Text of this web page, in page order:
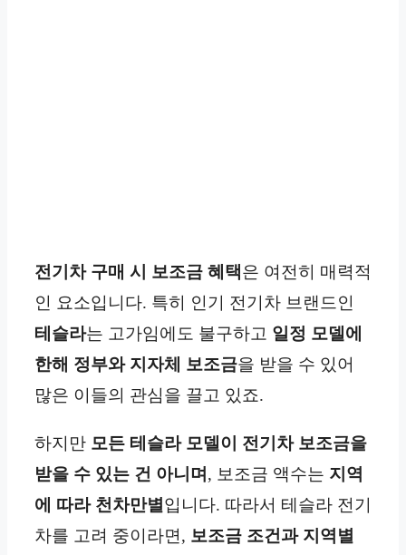
전기차 구매 시 보조금 혜택은 여전히 매력적
인 요소입니다. 특히 인기 전기차 브랜드인
테슬라는 고가임에도 불구하고 일정 모델에
한해 정부와 지자체 보조금을 받을 수 있어
많은 이들의 관심을 끌고 있죠.
하지만 모든 테슬라 모델이 전기차 보조금을
받을 수 있는 건 아니며 , 보조금 액수는 지역
에 따라 천차만별 입니다. 따라서 테슬라 전기
차를 고려 중이라면, 보조금 조건과 지역별